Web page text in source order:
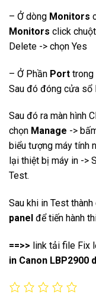
– Ở dòng Monitors
Monitors click
Delete -> chọn Yes
– Ở Phần Port trong
Sau đó đóng cửa sổ
Sau đó ra màn hình
chọn Manage ->
biểu tượng máy tính
lại thiệt bị máy in ->
Test.
Sau khi in Test
panel để tiến hành
==>> link tải file Fix
in Canon LBP2900